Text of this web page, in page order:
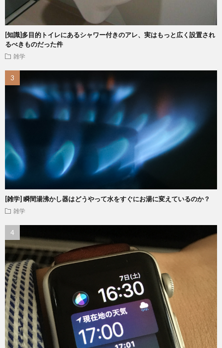
[知識]多目的トイレにあるシャワー付きのアレ、実はもっと広く設置され
るべきものだった件
雑学
[雑学] 瞬間湯沸かし器はどうやって水をすぐにお湯に変えているのか？
雑学